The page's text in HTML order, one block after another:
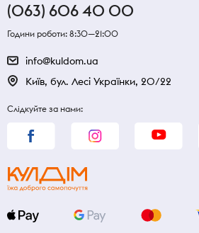
(063) 606 40 00
Години роботи: 8:30—21:00
info@kuldom.ua
Київ, бул. Лесі Українки, 20/22
Слідкуйте за нами: